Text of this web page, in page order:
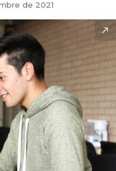
de 2021